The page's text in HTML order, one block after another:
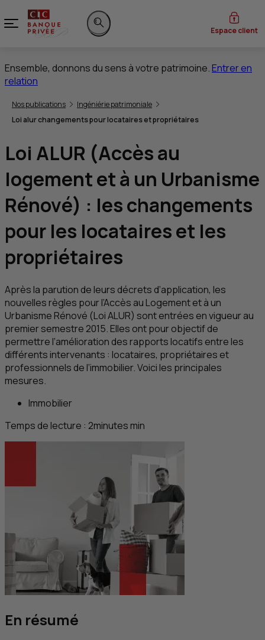
Menu
Rechercher sur le site
Espace client
Ensemble, donnons du sens à votre patrimoine.Entrer en
relation
Vous êtes ici:
Nos publications
Ingéniérie patrimoniale
Loi alur changements pour locataires et propriétaires
Loi ALUR (Accès au
logement et à un Urbanisme
Rénové) : les changements
pour les locataires et les
propriétaires
Après la parution de leurs décrets d’application, les
nouvelles règles pour l’Accès au Logement et à un
Urbanisme Rénové (Loi ALUR) sont entrées en vigueur au
premier semestre 2015. Elles ont pour objectif de
permettre l’amélioration des rapports locatifs entre les
différents intervenants : locataires, propriétaires et
professionnels de l’immobilier. Voici les principales
mesures.
Immobilier
Temps de lecture : 2minutes min
En résumé